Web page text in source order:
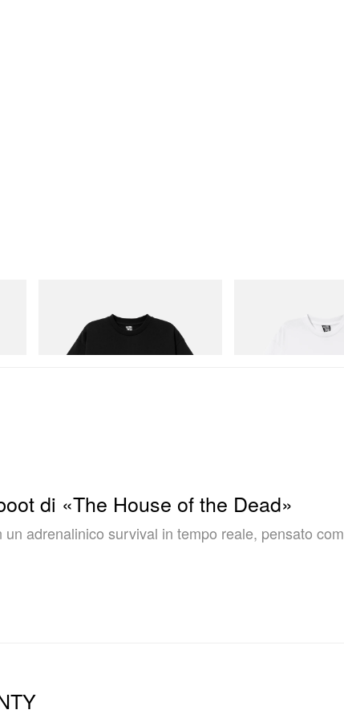
Billionaire Boys Club X Initial D Cotton T-
Acquista ora
Billionaire Boys Club X
di «The House of the Dead»
adrenalinico survival in tempo reale, pensato